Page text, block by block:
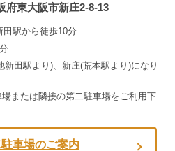
府東大阪市新庄2-8-13
駅から徒歩10分
田駅より)、新庄(荒本駅より)になり
または隣接の第二駐車場をご利用下
車場のご案内